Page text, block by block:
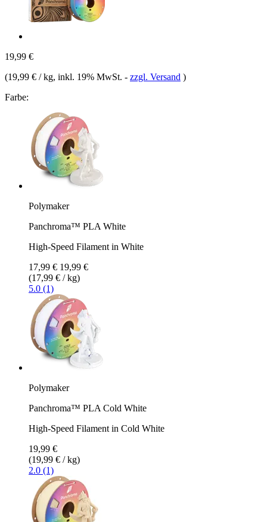
19,99 €
(19,99 € / kg, inkl. 19% MwSt. - zzgl. Versand )
Farbe:
Polymaker
Panchroma™ PLA White
High-Speed Filament in White
17,99 € 19,99 €
(17,99 € / kg)
5.0 (1)
Polymaker
Panchroma™ PLA Cold White
High-Speed Filament in Cold White
19,99 €
(19,99 € / kg)
2.0 (1)